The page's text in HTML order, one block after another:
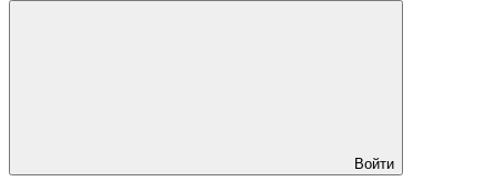
Войти